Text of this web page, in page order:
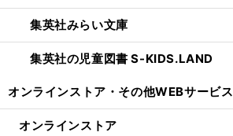
集英社みらい文庫
集英社の児童図書 S-KIDS.LAND
オンラインストア・ その他WEBサービス
オンラインストア